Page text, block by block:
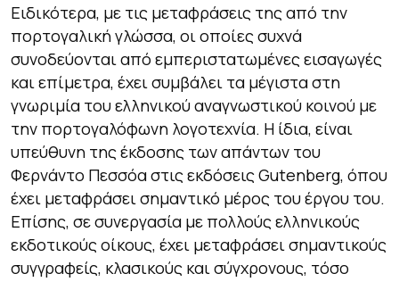
Ειδικότερα, με τις μεταφράσεις της από την
πορτογαλική γλώσσα, οι οποίες συχνά
συνοδεύονται από εμπεριστατωμένες εισαγωγές
και επίμετρα, έχει συμβάλει τα μέγιστα στη
γνωριμία του ελληνικού αναγνωστικού κοινού με
την πορτογαλόφωνη λογοτεχνία. Η ίδια, είναι
υπεύθυνη της έκδοσης των απάντων του
Φερνάντο Πεσσόα στις εκδόσεις Gutenberg, όπου
έχει μεταφράσει σημαντικό μέρος του έργου του.
Επίσης, σε συνεργασία με πολλούς ελληνικούς
εκδοτικούς οίκους, έχει μεταφράσει σημαντικούς
συγγραφείς, κλασικούς και σύγχρονους, τόσο